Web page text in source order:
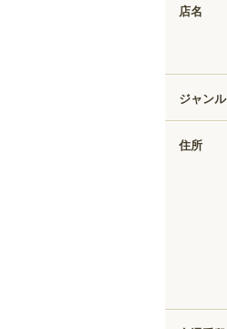
店名
ジャンル
住所